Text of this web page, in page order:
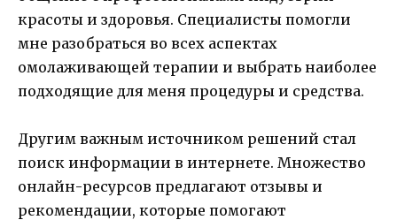
красоты и здоровья. Специалисты помогли
мне разобраться во всех аспектах
омолаживающей терапии и выбрать наиболее
подходящие для меня процедуры и средства.
Другим важным источником решений стал
поиск информации в интернете. Множество
онлайн-ресурсов предлагают отзывы и
рекомендации, которые помогают